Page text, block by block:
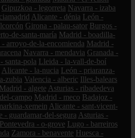
Gipuzkoa - legorreta Navarra - izaba
Alicante - dénia León -
Girona - palau-sator Burgos -
de-santa-maría Madrid - boadilla-
arroyo-de-la-encomienda Madrid -
Navarra - mendavia Granada -
santa-pola Lleida - la-vall-de-boí
Alicante - la-nucia León - priaranza-
zubia Valencia - alberic Illes-balears
Madrid - algete Asturias - ribadedeva
campo Madrid - meco Badajoz -
xemein Alicante - sant-vicent-
- guardamar-del-segura Asturias -
Pontevedra - o-grove Lugo - barreiros
Zamora - benavente Huesca -